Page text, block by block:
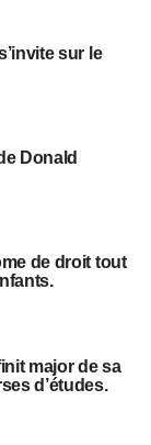
sur le
Donald
de droit tout
major de sa
d’études.